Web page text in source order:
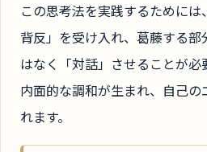
この思考法を実践するために
背反」を受け入れ、葛藤する
はなく「対話」させることが必
内面的な調和が生まれ、自己の
れます。